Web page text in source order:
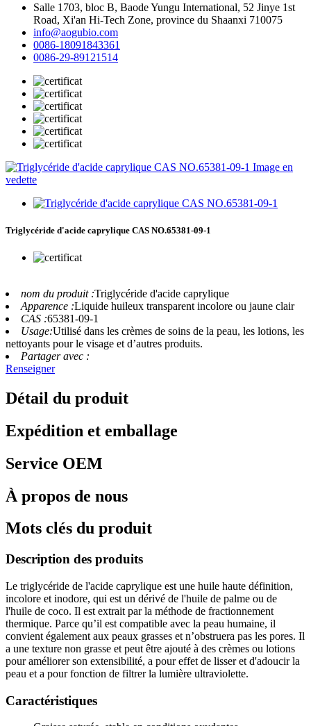
Salle 1703, bloc B, Baode Yungu International, 52 Jinye 1st
Road, Xi'an Hi-Tech Zone, province du Shaanxi 710075
info@aogubio.com
0086-18091843361
0086-29-89121514
Triglycéride d'acide caprylique CAS NO.65381-09-1
nom du produit :Triglycéride d'acide caprylique
Apparence :Liquide huileux transparent incolore ou jaune clair
CAS :65381-09-1
Usage:Utilisé dans les crèmes de soins de la peau, les lotions, les
nettoyants pour le visage et d’autres produits.
Partager avec :
Renseigner
Détail du produit
Expédition et emballage
Service OEM
À propos de nous
Mots clés du produit
Description des produits
Le triglycéride de l'acide caprylique est une huile haute définition,
incolore et inodore, qui est un dérivé de l'huile de palme ou de
l'huile de coco. Il est extrait par la méthode de fractionnement
thermique. Parce qu’il est compatible avec la peau humaine, il
convient également aux peaux grasses et n’obstruera pas les pores. Il
a une texture non grasse et peut être ajouté à des crèmes ou lotions
pour améliorer son extensibilité, a pour effet de lisser et d'adoucir la
peau et a pour fonction de filtrer la lumière ultraviolette.
Caractéristiques